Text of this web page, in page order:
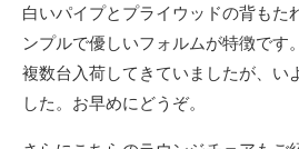
白いパイプとプライウッドの背もた
ンプルで優しいフォルムが特徴です。
複数台入荷してきていましたが、い
した。お早めにどうぞ。